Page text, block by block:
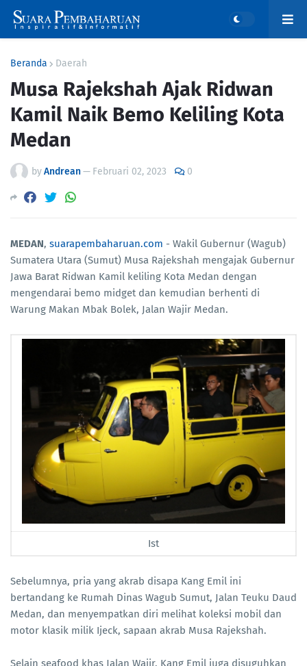
Beranda Daerah
Musa Rajekshah Ajak Ridwan
Kamil Naik Bemo Keliling Kota
Medan
byAndrean— Februari 02, 2023 0
MEDAN, suarapembaharuan.com - Wakil Gubernur (Wagub)
Sumatera Utara (Sumut) Musa Rajekshah mengajak Gubernur
Jawa Barat Ridwan Kamil keliling Kota Medan dengan
mengendarai bemo midget dan kemudian berhenti di
Warung Makan Mbak Bolek, Jalan Wajir Medan.
Ist
Sebelumnya, pria yang akrab disapa Kang Emil ini
bertandang ke Rumah Dinas Wagub Sumut, Jalan Teuku Daud
Medan, dan menyempatkan diri melihat koleksi mobil dan
motor klasik milik Ijeck, sapaan akrab Musa Rajekshah.
Selain seafood khas Jalan Wajir, Kang Emil juga disuguhkan